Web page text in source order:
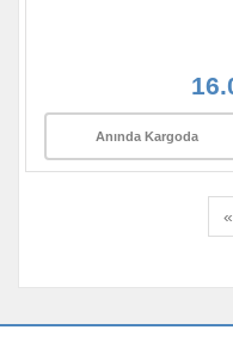
Anında Kargoda
«